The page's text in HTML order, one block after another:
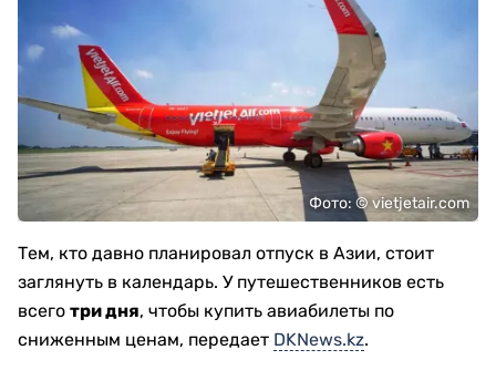
Фото: © vietjetair.com
Тем, кто давно планировал отпуск в Азии, стоит
заглянуть в календарь. У путешественников есть
всего три дня, чтобы купить авиабилеты по
сниженным ценам, передает DKNews.kz.